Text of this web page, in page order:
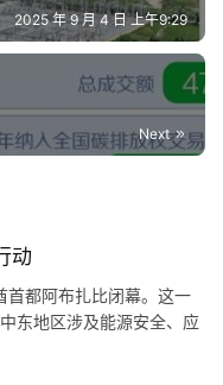
2025 年 9 月 4 日 上午9:29
Next
动
首都阿布扎比闭幕。这一
东地区涉及能源安全、应
业、超过5万名业内人士